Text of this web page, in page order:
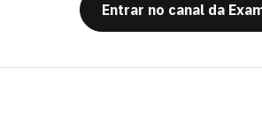
Entrar no canal da